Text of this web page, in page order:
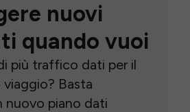
nuovi
quando vuoi
più traffico dati per il
Basta
nuovo piano dati